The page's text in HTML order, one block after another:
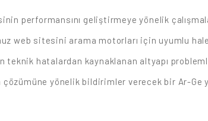
performansını geliştirmeye yönelik
web sitesini arama motorları için uyumlu hale
hatalardan kaynaklanan altyapı
yönelik bildirimler verecek bir Ar-Ge